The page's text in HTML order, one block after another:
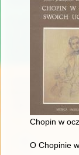
Chopin w
O Chopinie